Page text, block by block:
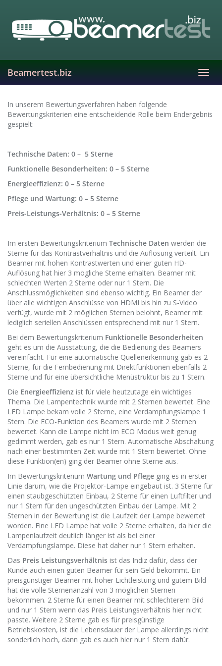
main
content
Beamertest.biz
In unserem Bewertungsverfahren haben folgende
Bewertungskriterien eine entscheidende Rolle beim Endergebnis
gespielt:
Technische Daten: 0 – 5 Sterne
Funktionelle Besonderheiten: 0 – 5 Sterne
Energieeffizienz: 0 – 5 Sterne
Pflege und Wartung: 0 – 5 Sterne
Preis-Leistungs-Verhältnis: 0 – 5 Sterne
Im ersten Bewertungskriterium Technische Daten werden die
Sterne für das Kontrastverhältnis und die Auflösung verteilt. Ein
Beamer mit hohen Kontrastwerten und einer guten HD-
Auflösung hat hier 3 mögliche Sterne erhalten. Beamer mit
schlechten Werten 2 Sterne oder nur 1 Stern. Die
Anschlussmöglichkeiten sind ebenso wichtig. Ein Beamer der
über alle wichtigen Anschlüsse von HDMI bis hin zu S-Video
verfügt, wurde mit 2 möglichen Sternen belohnt, Beamer mit
lediglich seriellen Anschlüssen entsprechend mit nur 1 Stern.
Bei dem Bewertungskriterium Funktionelle Besonderheiten
geht es um die Ausstattung, die die Bedienung des Beamers
vereinfacht. Für eine automatische Quellenerkennung gab es 2
Sterne, für die Fernbedienung mit Direktfunktionen ebenfalls 2
Sterne und für eine übersichtliche Menüstruktur bis zu 1 Stern.
Die Energieeffizienz ist für viele heutzutage ein wichtiges
Thema. Die Lampentechnik wurde mit 2 Sternen bewertet. Eine
LED Lampe bekam volle 2 Sterne, eine Verdampfungslampe 1
Stern. Die ECO-Funktion des Beamers wurde mit 2 Sternen
bewertet. Kann die Lampe nicht im ECO Modus weit genug
gedimmt werden, gab es nur 1 Stern. Automatische Abschaltung
nach einer bestimmten Zeit wurde mit 1 Stern bewertet. Ohne
diese Funktion(en) ging der Beamer ohne Sterne aus.
Im Bewertungskriterium Wartung und Pflege ging es in erster
Linie darum, wie die Projektor-Lampe eingebaut ist. 3 Sterne für
einen staubgeschützten Einbau, 2 Sterne für einen Luftfilter und
nur 1 Stern für den ungeschützten Einbau der Lampe. Mit 2
Sternen in der Bewertung ist die Laufzeit der Lampe bewertet
worden. Eine LED Lampe hat volle 2 Sterne erhalten, da hier die
Lampenlaufzeit deutlich länger ist als bei einer
Verdampfungslampe. Diese hat daher nur 1 Stern erhalten.
Das Preis Leistungsverhältnis ist das Indiz dafür, dass der
Kunde auch einen guten Beamer für sein Geld bekommt. Ein
preisgünstiger Beamer mit hoher Lichtleistung und gutem Bild
hat die volle Sternenanzahl von 3 möglichen Sternen
bekommen. 2 Sterne für einen Beamer mit schlechterem Bild
und nur 1 Stern wenn das Preis Leistungsverhältnis hier nicht
passte. Weitere 2 Sterne gab es für preisgünstige
Betriebskosten, ist die Lebensdauer der Lampe allerdings nicht
sonderlich hoch, dann gab es auch hier nur 1 Stern dafür.